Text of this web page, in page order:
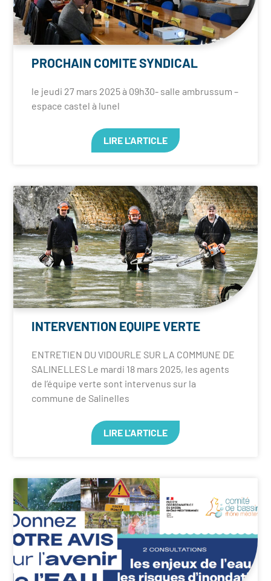
PROCHAIN COMITE SYNDICAL
le jeudi 27 mars 2025 à 09h30- salle ambrussum –
espace castel à lunel
LIRE L'ARTICLE
INTERVENTION EQUIPE VERTE
ENTRETIEN DU VIDOURLE SUR LA COMMUNE DE
SALINELLES Le mardi 18 mars 2025, les agents
de l’équipe verte sont intervenus sur la
commune de Salinelles
LIRE L'ARTICLE